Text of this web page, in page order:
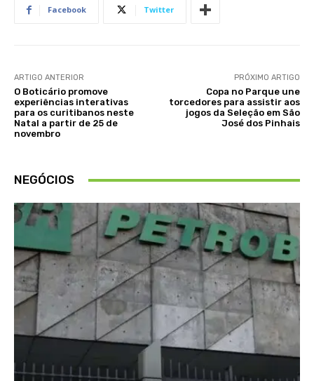
Facebook Twitter
ARTIGO ANTERIOR
O Boticário promove
experiências interativas
para os curitibanos neste
Natal a partir de 25 de
novembro
PRÓXIMO ARTIGO
Copa no Parque une
torcedores para assistir aos
jogos da Seleção em São
José dos Pinhais
NEGÓCIOS